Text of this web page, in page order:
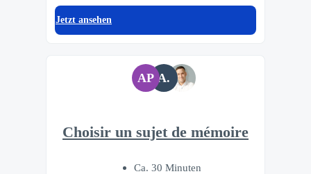
Jetzt ansehen
AP A.
Choisir un sujet de mémoire
Ca. 30 Minuten